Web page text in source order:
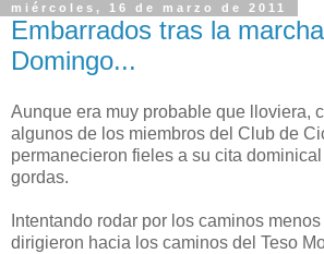
miércoles, 16 de marzo de 2011
Embarrados tras la
Domingo...
Aunque era muy probable que lloviera,
algunos de los miembros del Club de
permanecieron fieles a su cita
gordas.
Intentando rodar por los caminos
dirigieron hacia los caminos del Teso